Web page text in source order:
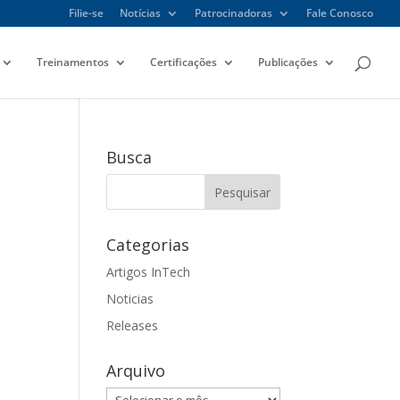
Filie-se Notícias Patrocinadoras Fale Conosco
Treinamentos Certificações Publicações
Busca
Categorias
Artigos InTech
Noticias
Releases
Arquivo